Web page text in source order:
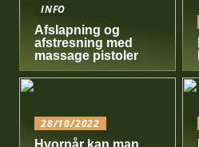
INFO
Afslapning og
afstresning med
massage pistoler
28/10/2022
Hvornår kan man